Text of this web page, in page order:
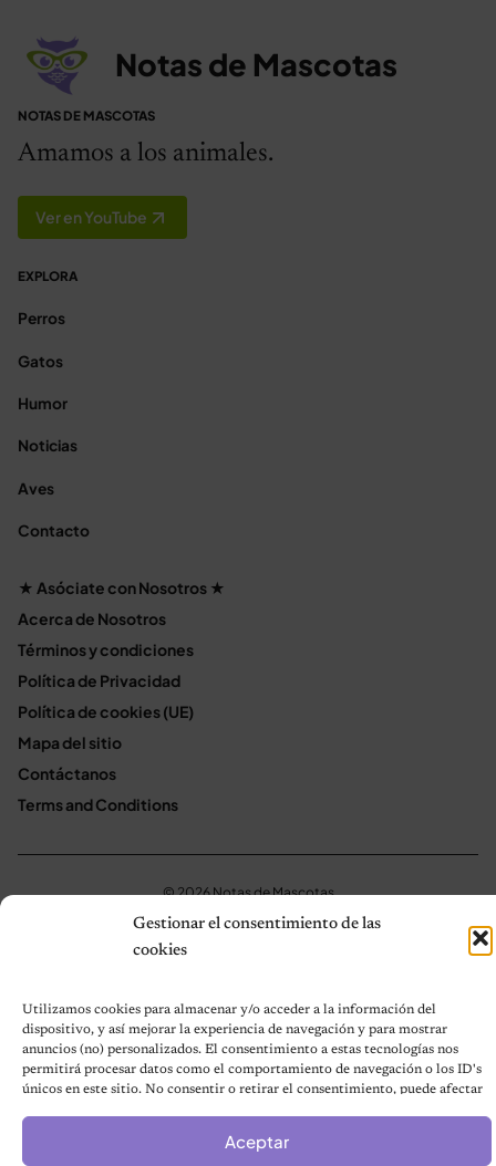
Gestionar el consentimiento de las
cookies
Utilizamos cookies para almacenar y/o acceder a la información del
dispositivo, y así mejorar la experiencia de navegación y para mostrar
anuncios (no) personalizados. El consentimiento a estas tecnologías nos
permitirá procesar datos como el comportamiento de navegación o los ID's
únicos en este sitio. No consentir o retirar el consentimiento, puede afectar
Aceptar
Notas de Mascotas
NOTAS DE MASCOTAS
Amamos a los animales.
Ver en YouTube
EXPLORA
Perros
Gatos
Humor
Noticias
Aves
Contacto
★ Asóciate con Nosotros ★
Acerca de Nosotros
Términos y condiciones
Política de Privacidad
Política de cookies (UE)
Mapa del sitio
Contáctanos
Terms and Conditions
© 2026 Notas de Mascotas
Política de privacidad